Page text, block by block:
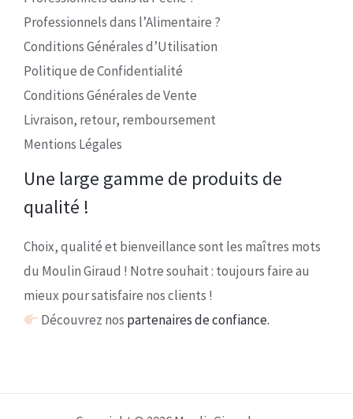
Professionnels dans l’Alimentaire ?
Conditions Générales d’Utilisation
Politique de Confidentialité
Conditions Générales de Vente
Livraison, retour, remboursement
Mentions Légales
Une large gamme de produits de
qualité !
Choix, qualité et bienveillance sont les maîtres mots
du Moulin Giraud ! Notre souhait : toujours faire au
mieux pour satisfaire nos clients !
Découvrez nos partenaires de confiance.